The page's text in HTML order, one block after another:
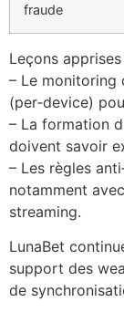
fraude
Leçons apprises
– Le monitoring
(per‑device)
– La formation
doivent savoir
– Les règles
notamment
streaming.
LunaBet
support des
de